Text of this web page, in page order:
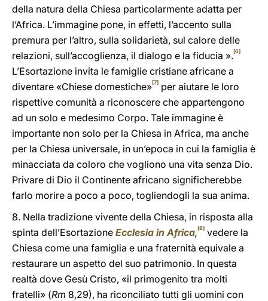
della natura della Chiesa particolarmente adatta per
l’Africa. L’immagine pone, in effetti, l’accento sulla
premura per l’altro, sulla solidarietà, sul calore delle
relazioni, sull’accoglienza, il dialogo e la fiducia ».[6]
L’Esortazione invita le famiglie cristiane africane a
diventare «Chiese domestiche»[7] per aiutare le loro
rispettive comunità a riconoscere che appartengono
ad un solo e medesimo Corpo. Tale immagine è
importante non solo per la Chiesa in Africa, ma anche
per la Chiesa universale, in un’epoca in cui la famiglia è
minacciata da coloro che vogliono una vita senza Dio.
Privare di Dio il Continente africano significherebbe
farlo morire a poco a poco, togliendogli la sua anima.
8. Nella tradizione vivente della Chiesa, in risposta alla
spinta dell’Esortazione Ecclesia in Africa,[8] vedere la
Chiesa come una famiglia e una fraternità equivale a
restaurare un aspetto del suo patrimonio. In questa
realtà dove Gesù Cristo, «il primogenito tra molti
fratelli» (Rm 8,29), ha riconciliato tutti gli uomini con